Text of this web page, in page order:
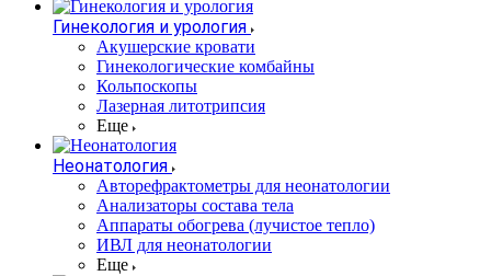
Гинекология и урология
Акушерские кровати
Гинекологические комбайны
Кольпоскопы
Лазерная литотрипсия
Еще
Неонатология
Авторефрактометры для неонатологии
Анализаторы состава тела
Аппараты обогрева (лучистое тепло)
ИВЛ для неонатологии
Еще